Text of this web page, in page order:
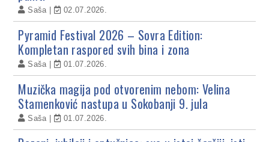
Saša 02.07.2026.
Pyramid Festival 2026 – Sovra Edition:
Kompletan raspored svih bina i zona
Saša 01.07.2026.
Muzička magija pod otvorenim nebom: Velina
Stamenković nastupa u Sokobanji 9. jula
Saša 01.07.2026.